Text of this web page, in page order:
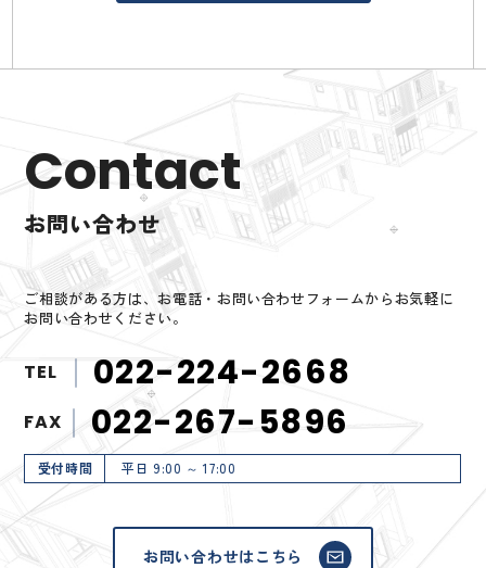
Contact
お問い合わせ
ご相談がある方は、お電話・お問い合わせフォームからお気軽に
お問い合わせください。
TEL 022-224-2668
FAX 022-267-5896
受付時間 平日 9:00 ～ 17:00
お問い合わせはこちら